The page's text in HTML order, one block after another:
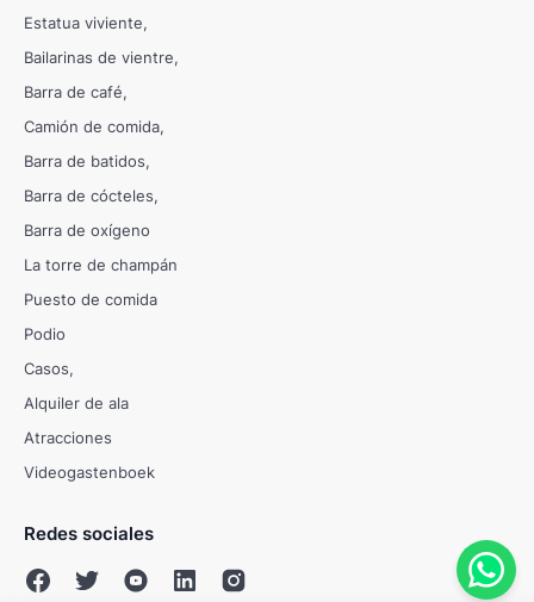
Estatua viviente
Bailarinas de vientre
Barra de café
Camión de comida
Barra de batidos
Barra de cócteles
Barra de oxígeno
La torre de champán
Puesto de comida
Podio
Casos
Alquiler de ala
Atracciones
Videogastenboek
Redes sociales